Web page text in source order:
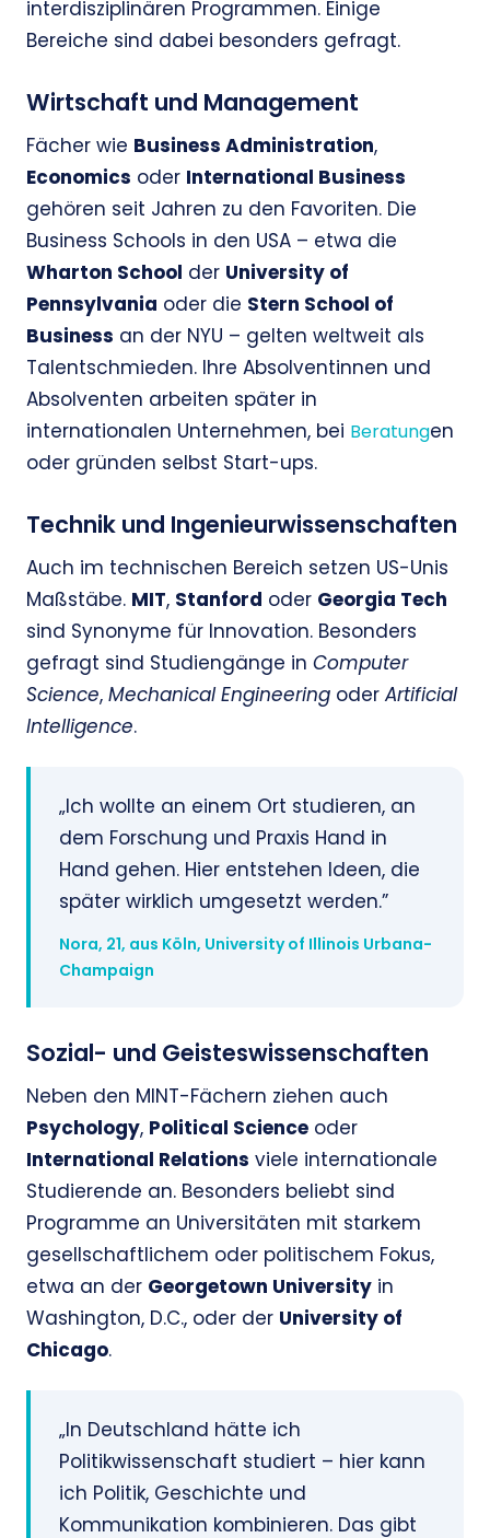
interdisziplinären Programmen. Einige
Bereiche sind dabei besonders gefragt.
Wirtschaft und Management
Fächer wie Business Administration,
Economics oder International Business
gehören seit Jahren zu den Favoriten. Die
Business Schools in den USA – etwa die
Wharton School der University of
Pennsylvania oder die Stern School of
Business an der NYU – gelten weltweit als
Talentschmieden. Ihre Absolventinnen und
Absolventen arbeiten später in
internationalen Unternehmen, bei Beratungen
oder gründen selbst Start-ups.
Technik und Ingenieurwissenschaften
Auch im technischen Bereich setzen US-Unis
Maßstäbe. MIT, Stanford oder Georgia Tech
sind Synonyme für Innovation. Besonders
gefragt sind Studiengänge in Computer
Science, Mechanical Engineering oderArtificial
Intelligence.
„Ich wollte an einem Ort studieren, an
dem Forschung und Praxis Hand in
Hand gehen. Hier entstehen Ideen, die
später wirklich umgesetzt werden.”
Nora, 21, aus Köln, University of Illinois Urbana-
Champaign
Sozial- und Geisteswissenschaften
Neben den MINT-Fächern ziehen auch
Psychology, Political Science oder
International Relations viele internationale
Studierende an. Besonders beliebt sind
Programme an Universitäten mit starkem
gesellschaftlichem oder politischem Fokus,
etwa an der Georgetown University in
Washington, D.C., oder der University of
Chicago.
„In Deutschland hätte ich
Politikwissenschaft studiert – hier kann
ich Politik, Geschichte und
Kommunikation kombinieren. Das gibt